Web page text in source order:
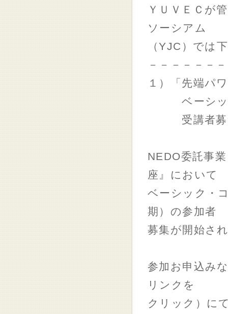
ＹＵＶＥＣが
ソーシアム
（YJC）では
－－－－－－
１）「先端パ
ベーシック
受講者募
NEDO委託事
座』において
ベーシック・
期）の参加者
募集が開始さ
参加お申込み
リンクを
クリック）に